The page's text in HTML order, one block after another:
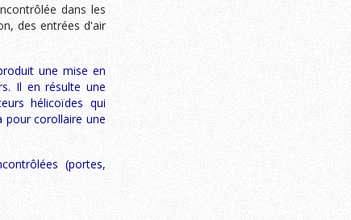
dans les
des entrées d'air
une mise en
Il en résulte une
hélicoïdes qui
pour corollaire une
(portes,